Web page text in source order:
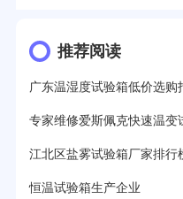
推荐阅读
广东温湿度试验箱低价选购
专家维修爱斯佩克快速温变
江北区盐雾试验箱厂家排行
恒温试验箱生产企业